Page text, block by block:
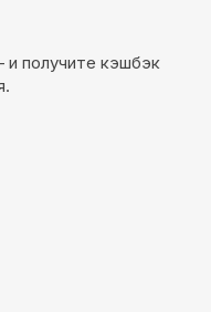
и получите кэшбэк